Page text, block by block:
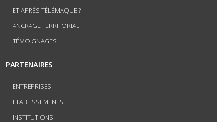
ET APRÈS TÉLÉMAQUE ?
ANCRAGE TERRITORIAL
TÉMOIGNAGES
PARTENAIRES
ENTREPRISES
ETABLISSEMENTS
INSTITUTIONS